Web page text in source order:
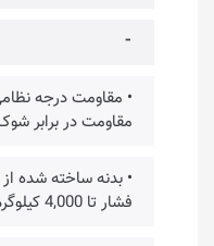
⁃
مقاومت در برابر شوک و
• بدنه ساخته شده از
فشار تا 4,000 کیلوگرم